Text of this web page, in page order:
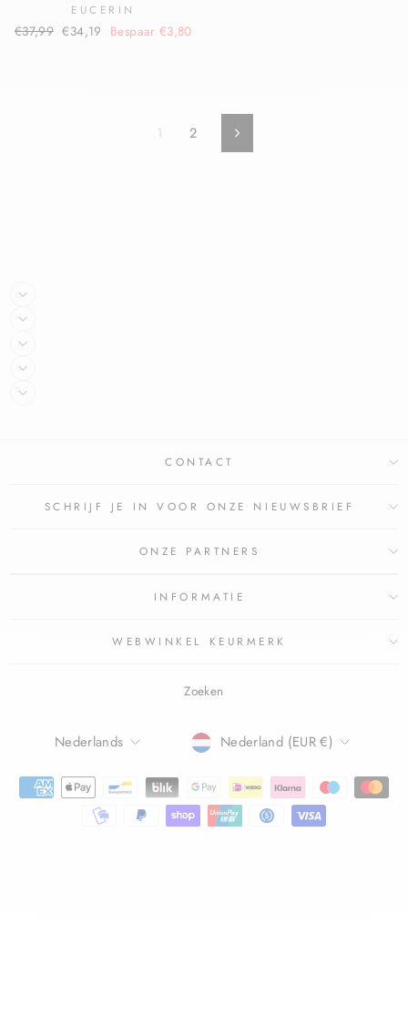
EUCERIN
€37,99 €34,19 Bespaar €3,80
1 2 Volgende
CONTACT
SCHRIJF JE IN VOOR ONZE NIEUWSBRIEF
ONZE PARTNERS
INFORMATIE
WEBWINKEL KEURMERK
Zoeken
TAAL
Nederlands Nederland (EUR €)